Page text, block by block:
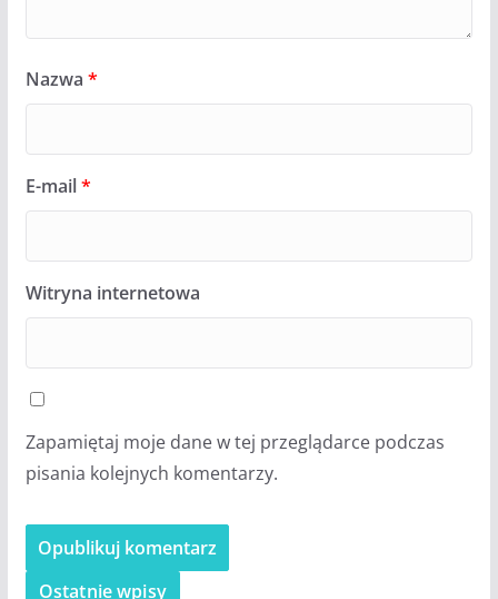
Nazwa *
E-mail*
Witryna internetowa
Zapamiętaj moje dane w tej przeglądarce podczas
pisania kolejnych komentarzy.
Ostatnie wpisy